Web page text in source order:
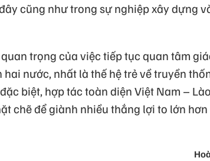
cũng như trong sự nghiệp xây dựng
trọng của việc tiếp tục quan tâm
nước, nhất là thế hệ trẻ về truyền
biệt, hợp tác toàn diện Việt Nam –
chẽ để giành nhiều thắng lợi to lớn hơn